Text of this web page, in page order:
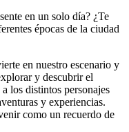
en un solo día? ¿Te
épocas de la ciudad
en nuestro escenario y
y descubrir el
los distintos personajes
y experiencias.
como un recuerdo de